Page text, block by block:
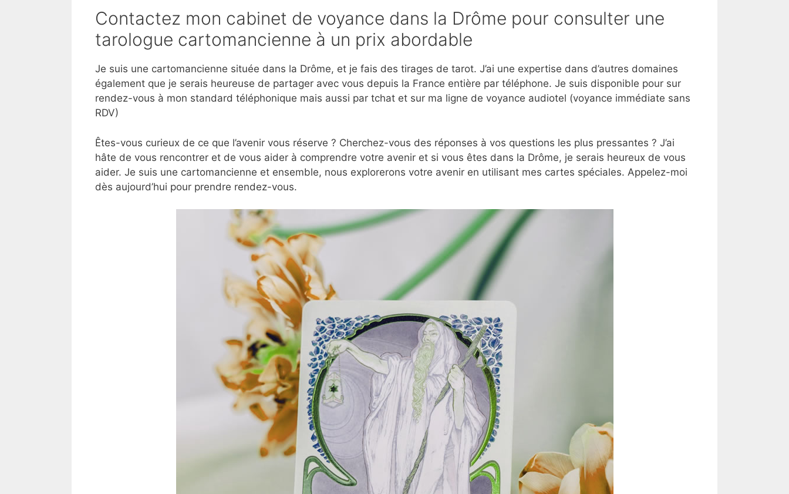
Contactez mon cabinet de voyance dans la Drôme pour consulter une
tarologue cartomancienne à un prix abordable
Je suis une cartomancienne située dans la Drôme, et je fais des tirages de tarot. J’ai une expertise dans d’autres domaines
également que je serais heureuse de partager avec vous depuis la France entière par téléphone. Je suis disponible pour sur
rendez-vous à mon standard téléphonique mais aussi par tchat et sur ma ligne de voyance audiotel (voyance immédiate sans
RDV)
Êtes-vous curieux de ce que l’avenir vous réserve ? Cherchez-vous des réponses à vos questions les plus pressantes ? J’ai
hâte de vous rencontrer et de vous aider à comprendre votre avenir et si vous êtes dans la Drôme, je serais heureux de vous
aider. Je suis une cartomancienne et ensemble, nous explorerons votre avenir en utilisant mes cartes spéciales. Appelez-moi
dès aujourd’hui pour prendre rendez-vous.